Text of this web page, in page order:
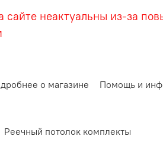
сайте неактуальны из-за
о магазине Помощь и
Реечный потолок комплекты